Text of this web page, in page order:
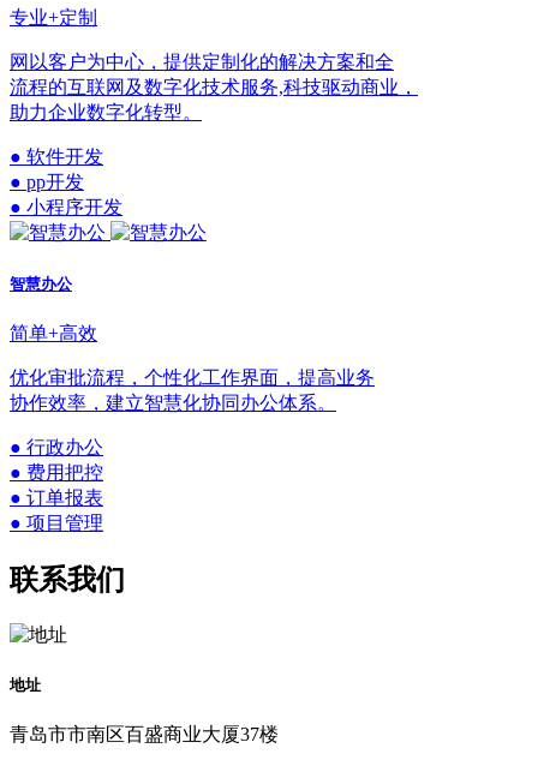
专业+定制
网以客户为中心，提供定制化的解决方案和全
流程的互联网及数字化技术服务,科技驱动商业，
助力企业数字化转型。
● 软件开发
● pp开发
● 小程序开发
智慧办公
简单+高效
优化审批流程，个性化工作界面，提高业务
协作效率，建立智慧化协同办公体系。
● 行政办公
● 费用把控
● 订单报表
● 项目管理
联系我们
地址
青岛市市南区百盛商业大厦37楼